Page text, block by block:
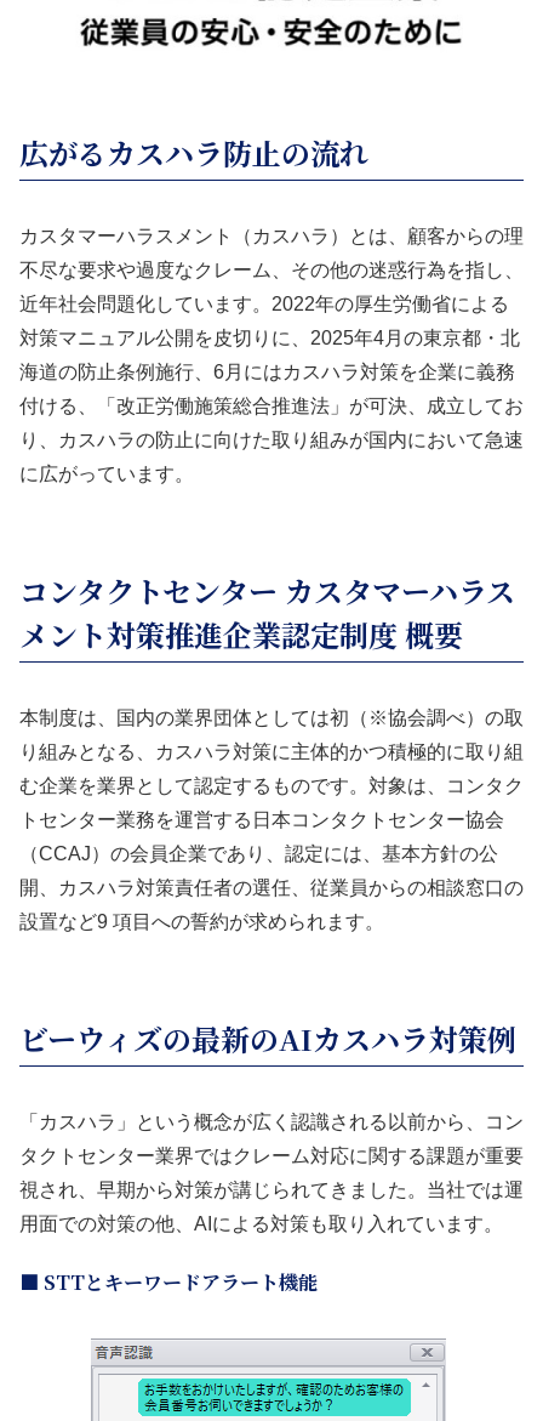
広がるカスハラ防止の流れ
カスタマーハラスメント（カスハラ）とは、顧客からの理
不尽な要求や過度なクレーム、その他の迷惑行為を指し、
近年社会問題化しています。2022年の厚生労働省による
対策マニュアル公開を皮切りに、2025年4月の東京都・北
海道の防止条例施行、6月にはカスハラ対策を企業に義務
付ける、「改正労働施策総合推進法」が可決、成立してお
り、カスハラの防止に向けた取り組みが国内において急速
に広がっています。
コンタクトセンター カスタマーハラス
メント対策推進企業認定制度 概要
本制度は、国内の業界団体としては初（※協会調べ）の取
り組みとなる、カスハラ対策に主体的かつ積極的に取り組
む企業を業界として認定するものです。対象は、コンタク
トセンター業務を運営する日本コンタクトセンター協会
（CCAJ）の会員企業であり、認定には、基本方針の公
開、カスハラ対策責任者の選任、従業員からの相談窓口の
設置など9 項目への誓約が求められます。
ビーウィズの最新のAIカスハラ対策例
「カスハラ」という概念が広く認識される以前から、コン
タクトセンター業界ではクレーム対応に関する課題が重要
視され、早期から対策が講じられてきました。当社では運
用面での対策の他、AIによる対策も取り入れています。
■ STTとキーワードアラート機能